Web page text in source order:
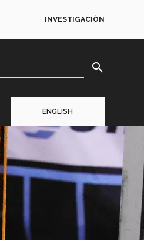
INVESTIGACIÓN
search
ENGLISH